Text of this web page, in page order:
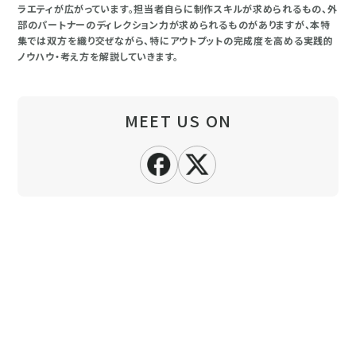
ラエティが広がっています。担当者自らに制作スキルが求められるもの、外
部のパートナーのディレクション力が求められるものがありますが、本特
集では双方を織り交ぜながら、特にアウトプットの完成度を高める実践的
ノウハウ・考え方を解説していきます。
MEET US ON